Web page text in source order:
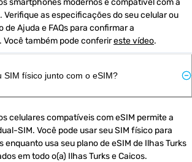
Verifique as especificações do seu celular ou
de Ajuda e FAQs para confirmar a
Você também pode conferir este vídeo.
SIM físico junto com o eSIM?
celulares compatíveis com eSIM permite a
SIM. Você pode usar seu SIM físico para
enquanto usa seu plano de eSIM de Ilhas Turks
em todo o(a) Ilhas Turks e Caicos.